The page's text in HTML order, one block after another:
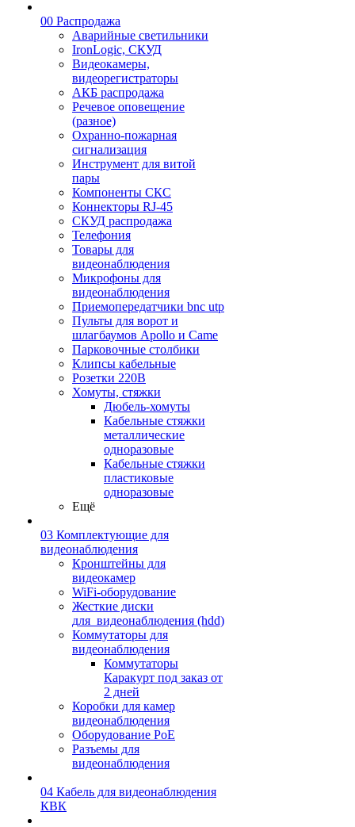
00 Распродажа
Аварийные светильники
IronLogic, СКУД
Видеокамеры,
видеорегистраторы
АКБ распродажа
Речевое оповещение
(разное)
Охранно-пожарная
сигнализация
Инструмент для витой
пары
Компоненты СКС
Коннекторы RJ-45
СКУД распродажа
Телефония
Товары для
видеонаблюдения
Микрофоны для
видеонаблюдения
Приемопередатчики bnc utp
Пульты для ворот и
шлагбаумов Apollo и Came
Парковочные столбики
Клипсы кабельные
Розетки 220В
Хомуты, стяжки
Дюбель-хомуты
Кабельные стяжки
металлические
одноразовые
Кабельные стяжки
пластиковые
одноразовые
Ещё
03 Комплектующие для
видеонаблюдения
Кронштейны для
видеокамер
WiFi-оборудование
Жесткие диски
для_видеонаблюдения (hdd)
Коммутаторы для
видеонаблюдения
Коммутаторы
Каракурт под заказ от
2 дней
Коробки для камер
видеонаблюдения
Оборудование PoE
Разъемы для
видеонаблюдения
04 Кабель для видеонаблюдения
КВК